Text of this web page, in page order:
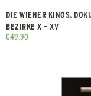
DIE WIENER KINOS.
BEZIRKE X – XV
€49,90